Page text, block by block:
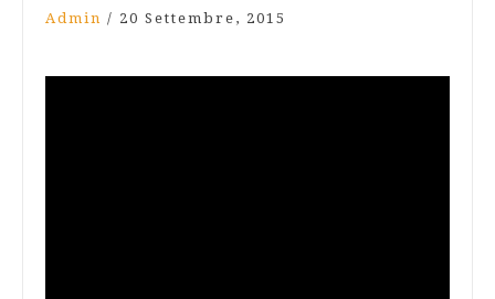
Admin / 20 Settembre, 2015